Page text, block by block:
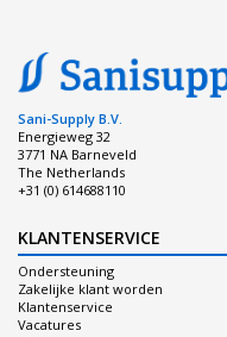
Sani-Supply B.V.
Energieweg 32
3771 NA Barneveld
The Netherlands
+31 (0) 614688110
KLANTENSERVICE
Ondersteuning
Zakelijke klant worden
Klantenservice
Vacatures